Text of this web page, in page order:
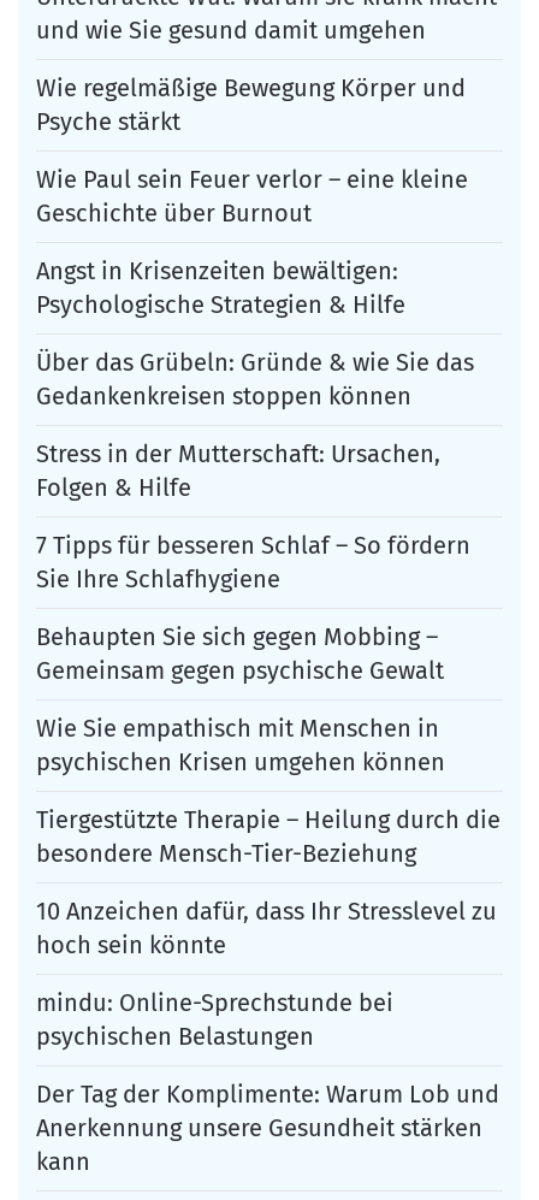
und wie Sie gesund damit umgehen
Wie regelmäßige Bewegung Körper und
Psyche stärkt
Wie Paul sein Feuer verlor – eine kleine
Geschichte über Burnout
Angst in Krisenzeiten bewältigen:
Psychologische Strategien & Hilfe
Über das Grübeln: Gründe & wie Sie das
Gedankenkreisen stoppen können
Stress in der Mutterschaft: Ursachen,
Folgen & Hilfe
7 Tipps für besseren Schlaf – So fördern
Sie Ihre Schlafhygiene
Behaupten Sie sich gegen Mobbing –
Gemeinsam gegen psychische Gewalt
Wie Sie empathisch mit Menschen in
psychischen Krisen umgehen können
Tiergestützte Therapie – Heilung durch die
besondere Mensch-Tier-Beziehung
10 Anzeichen dafür, dass Ihr Stresslevel zu
hoch sein könnte
mindu: Online-Sprechstunde bei
psychischen Belastungen
Der Tag der Komplimente: Warum Lob und
Anerkennung unsere Gesundheit stärken
kann